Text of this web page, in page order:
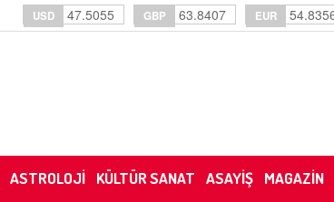
USD 47.5055 GBP 63.8407 EUR
ASTROLOJİ KÜLTÜR SANAT ASAYİŞ MAGAZİN